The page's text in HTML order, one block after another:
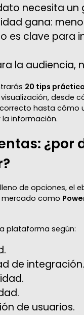
necesita un
gana:
es clave para
la audiencia,
20 tips
desde
hasta cómo
la información.
¿por
de opciones, el
mercado como
plataforma según:
de integración.
de usuarios.